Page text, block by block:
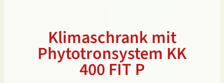
Klimaschrank mit
Phytotronsystem KK
400 FIT P